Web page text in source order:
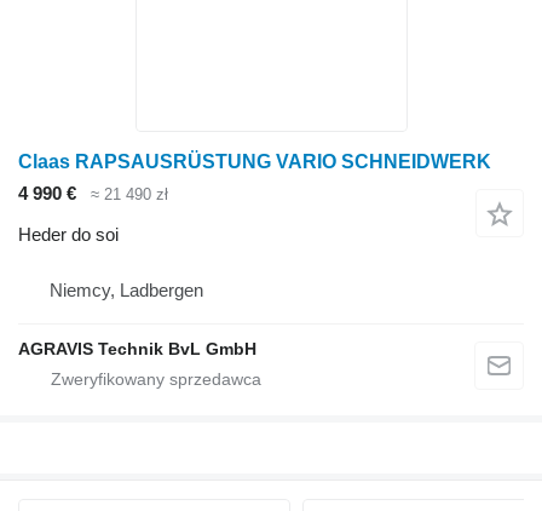
Claas RAPSAUSRÜSTUNG VARIO SCHNEIDWERK
4 990 €
≈ 21 490 zł
Heder do soi
Niemcy, Ladbergen
AGRAVIS Technik BvL GmbH